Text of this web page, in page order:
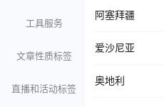
工具服务
文章性质标签
直播和活动标签
阿塞拜疆
爱沙尼亚
奥地利